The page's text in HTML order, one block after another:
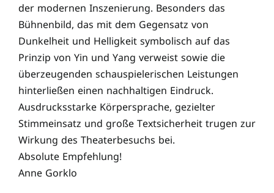
der modernen Inszenierung. Besonders das
Bühnenbild, das mit dem Gegensatz von
Dunkelheit und Helligkeit symbolisch auf das
Prinzip von Yin und Yang verweist sowie die
überzeugenden schauspielerischen Leistungen
hinterließen einen nachhaltigen Eindruck.
Ausdrucksstarke Körpersprache, gezielter
Stimmeinsatz und große Textsicherheit trugen zur
Wirkung des Theaterbesuchs bei.
Absolute Empfehlung!
Anne Gorklo